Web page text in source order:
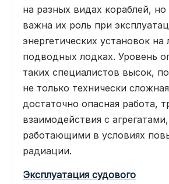
на разных видах кораблей, но
важна их роль при
энергетических установок на
подводных лодках. Уровень
таких специалистов высок,
не только технически
достаточно опасная работа,
взаимодействия с агрегатами,
работающими в условиях
радиации.
Эксплуатация судового